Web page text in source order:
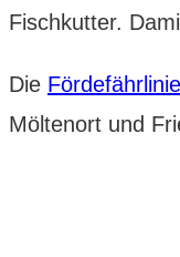
Fischkutter.
Die
Möltenort und